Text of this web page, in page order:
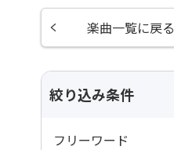
楽曲一覧に戻る
絞り込み条件
フリーワード